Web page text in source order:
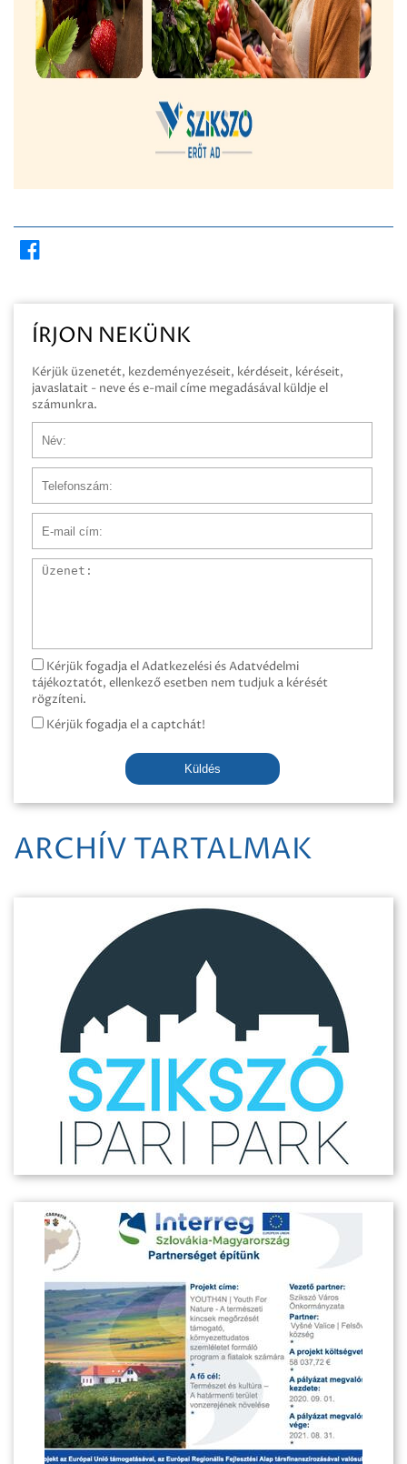
ÍRJON NEKÜNK
Kérjük üzenetét, kezdeményezéseit, kérdéseit, kéréseit,
javaslatait - neve és e-mail címe megadásával küldje el
számunkra.
Üzenet
Kérjük fogadja el Adatkezelési és Adatvédelmi
tájékoztatót, ellenkező esetben nem tudjuk a kérését
rögzíteni.
Kérjük fogadja el a captchát!
Küldés
ARCHÍV TARTALMAK